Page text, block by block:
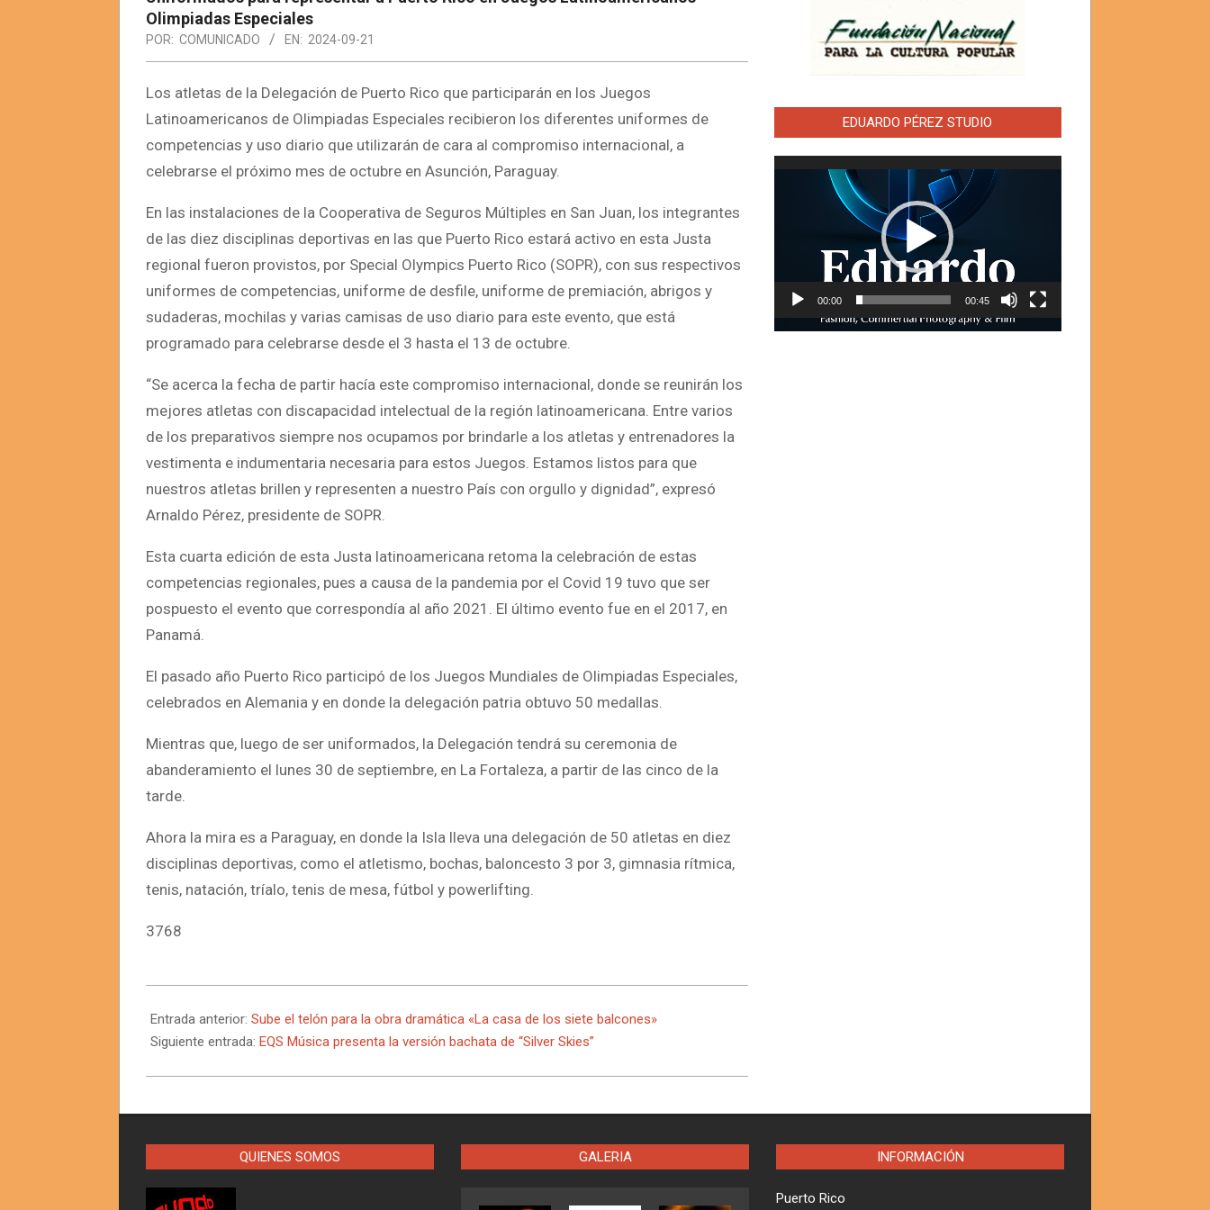
Olimpiadas Especiales
POR: COMUNICADO EN: 2024-09-21
Los atletas de la Delegación de Puerto Rico que participarán en los Juegos
Latinoamericanos de Olimpiadas Especiales recibieron los diferentes uniformes de
competencias y uso diario que utilizarán de cara al compromiso internacional, a
celebrarse el próximo mes de octubre en Asunción, Paraguay.
En las instalaciones de la Cooperativa de Seguros Múltiples en San Juan, los integrantes
de las diez disciplinas deportivas en las que Puerto Rico estará activo en esta Justa
regional fueron provistos, por Special Olympics Puerto Rico (SOPR), con sus respectivos
uniformes de competencias, uniforme de desfile, uniforme de premiación, abrigos y
sudaderas, mochilas y varias camisas de uso diario para este evento, que está
programado para celebrarse desde el 3 hasta el 13 de octubre.
“Se acerca la fecha de partir hacía este compromiso internacional, donde se reunirán los
mejores atletas con discapacidad intelectual de la región latinoamericana. Entre varios
de los preparativos siempre nos ocupamos por brindarle a los atletas y entrenadores la
vestimenta e indumentaria necesaria para estos Juegos. Estamos listos para que
nuestros atletas brillen y representen a nuestro País con orgullo y dignidad”, expresó
Arnaldo Pérez, presidente de SOPR.
Esta cuarta edición de esta Justa latinoamericana retoma la celebración de estas
competencias regionales, pues a causa de la pandemia por el Covid 19 tuvo que ser
pospuesto el evento que correspondía al año 2021. El último evento fue en el 2017, en
Panamá.
El pasado año Puerto Rico participó de los Juegos Mundiales de Olimpiadas Especiales,
celebrados en Alemania y en donde la delegación patria obtuvo 50 medallas.
Mientras que, luego de ser uniformados, la Delegación tendrá su ceremonia de
abanderamiento el lunes 30 de septiembre, en La Fortaleza, a partir de las cinco de la
tarde.
Ahora la mira es a Paraguay, en donde la Isla lleva una delegación de 50 atletas en diez
disciplinas deportivas, como el atletismo, bochas, baloncesto 3 por 3, gimnasia rítmica,
tenis, natación, tríalo, tenis de mesa, fútbol y powerlifting.
3768
09-
21
Entrada anterior: Sube el telón para la obra dramática «La casa de los siete balcones»
Siguiente entrada: EQS Música presenta la versión bachata de “Silver Skies”
EDUARDO PÉREZ STUDIO
Reproductor
00:00 00:45
QUIENES SOMOS GALERIA INFORMACIÓN
Puerto Rico